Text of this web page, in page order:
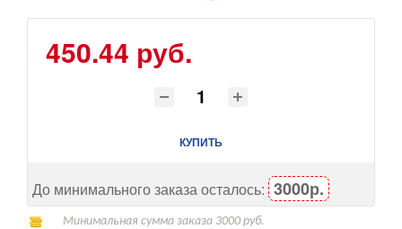
450.44 руб.
КУПИТЬ
До минимального заказа осталось: 3000р.
Минимальная сумма заказа 3000 руб.